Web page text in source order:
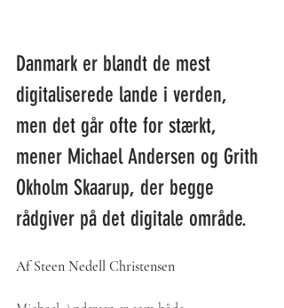
Danmark er blandt de mest
digitaliserede lande i verden,
men det går ofte for stærkt,
mener Michael Andersen og Grith
Okholm Skaarup, der begge
rådgiver på det digitale område.
Af Steen Nedell Christensen